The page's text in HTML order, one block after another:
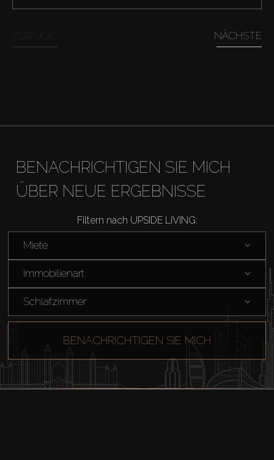
About Us
NÄCHSTE
BENACHRICHTIGEN SIE MICH
ÜBER NEUE ERGEBNISSE
Filtern nach UPSIDE LIVING:
Miete
Immobilienart
Schlafzimmer
BENACHRICHTIGEN SIE MICH